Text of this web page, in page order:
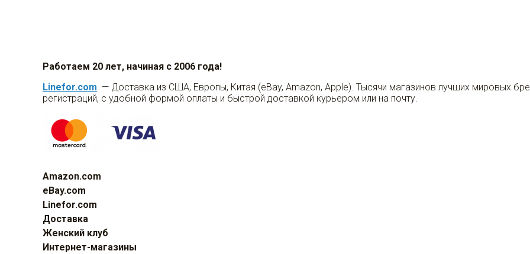
Работаем 20 лет, начиная с 2006 года!
Linefor.com — Доставка из США, Европы, Китая (eBay, Amazon, Apple). Тысячи магазинов лучших мировых
регистраций, с удобной формой оплаты и быстрой доставкой курьером или на почту.
Amazon.com
eBay.com
Linefor.com
Доставка
Женский клуб
Интернет-магазины